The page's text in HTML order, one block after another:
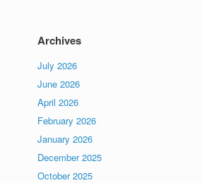
Archives
July 2026
June 2026
April 2026
February 2026
January 2026
December 2025
October 2025